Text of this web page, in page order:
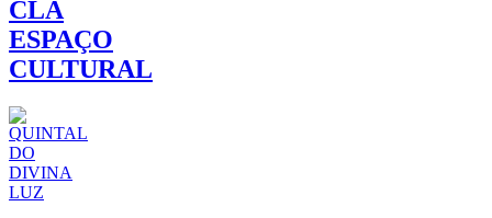
CLÃ
ESPAÇO
CULTURAL